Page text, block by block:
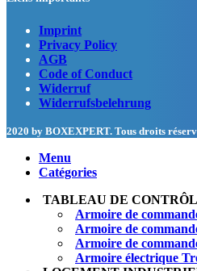
Imprint
Privacy Policy
AGB
Code of Conduct
Widerruf
Widerrufsbelehrung
2020 by BOXEXPERT. Tous droits
Menu
Catégories
TABLEAU DE
Armoire de
Armoire de
Armoire de
Armoire électrique